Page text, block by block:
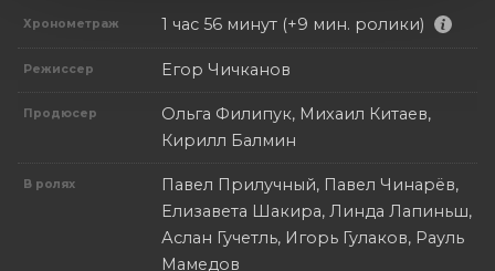
Хронометраж 1 час 56 минут (+9 мин. ролики)
Режиссер Егор Чичканов
Продюсер
Ольга Филипук, Михаил Китаев,
Кирилл Балмин
В ролях
Павел Прилучный, Павел Чинарёв,
Елизавета Шакира, Линда Лапиньш,
Аслан Гучетль, Игорь Гулаков, Рауль
Мамедов